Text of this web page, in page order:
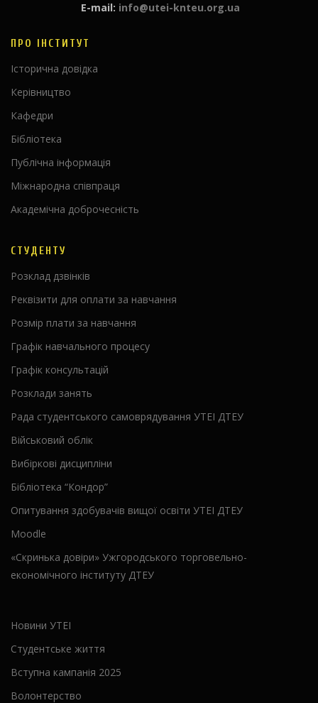
E-mail: info@utei-knteu.org.ua
ПРО ІНСТИТУТ
Історична довідка
Керівництво
Кафедри
Бібліотека
Публічна інформація
Міжнародна співпраця
Академічна доброчесність
СТУДЕНТУ
Розклад дзвінків
Реквізити для оплати за навчання
Розмір плати за навчання
Графік навчального процесу
Графік консультацій
Розклади занять
Рада студентського самоврядування УТЕІ ДТЕУ
Військовий облік
Вибіркові дисципліни
Бібліотека “Кондор”
Опитування здобувачів вищої освіти УТЕІ ДТЕУ
Moodle
«Скринька довіри» Ужгородського торговельно-
економічного інституту ДТЕУ
Новини УТЕІ
Студентське життя
Вступна кампанія 2025
Волонтерство